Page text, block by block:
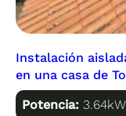
Instalación
en una casa de
Potencia: